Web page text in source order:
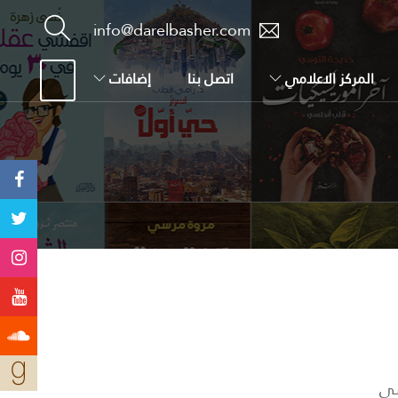
info@darelbasher.com
المركز الاعلامي اتصل بنا إضافات